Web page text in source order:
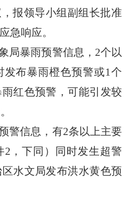
报领导小组副组长批准
应急响应。
局暴雨预警信息， 2个以
发布暴雨橙色预警或1个
雨红色预警，可能引发较
。
警信息， 有2条以上主要
2 ，下同）同时发生超警
区水文局发布洪水黄色预